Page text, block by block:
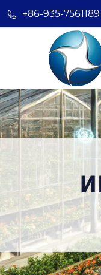
+86-935-7561189